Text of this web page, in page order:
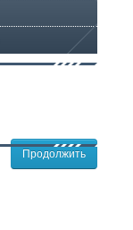
Продолжить